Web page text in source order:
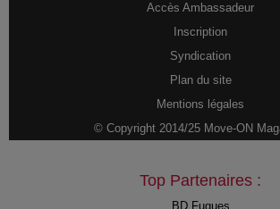
Accès Ambassadeur
Inscription
Syndication
Plan du site
Mentions légales
© Copyright 2014/25 Move-ON
Top Partenaires :
BD Fugues